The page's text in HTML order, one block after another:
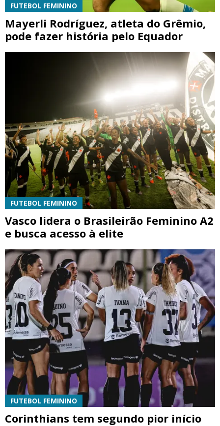
FUTEBOL FEMININO
Mayerli Rodríguez, atleta do Grêmio,
pode fazer história pelo Equador
FUTEBOL FEMININO
Vasco lidera o Brasileirão Feminino A2
e busca acesso à elite
FUTEBOL FEMININO
Corinthians tem segundo pior início